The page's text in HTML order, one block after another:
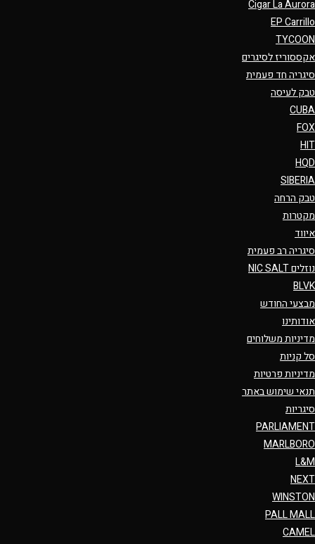
Cigar La Aurora
EP Carrillo
TYCOON
אקססוריז לסיגרים
סיגריה חד פעמית
טבק לעיסה
CUBA
FOX
HIT
HQD
SIBERIA
טבק הרחה
מקטרות
איווד
סיגריה רב פעמית
נוזלים NIC SALT
BLVK
מבצעי החודש
אודותינו
מדיניות משלוחים
סל קניות
מדיניות פרטיות
תנאי שימוש באתר
סיגריות
PARLIAMENT
MARLBORO
L&M
NEXT
WINSTON
PALL MALL
CAMEL